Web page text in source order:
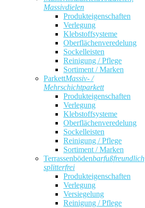
Massivdielen
Produkteigenschaften
Verlegung
Klebstoffsysteme
Oberflächenveredelung
Sockelleisten
Reinigung / Pflege
Sortiment / Marken
ParkettMassiv- /
Mehrschichtparkett
Produkteigenschaften
Verlegung
Klebstoffsysteme
Oberflächenveredelung
Sockelleisten
Reinigung / Pflege
Sortiment / Marken
Terrassenbödenbarfußfreundlich,
splitterfrei
Produkteigenschaften
Verlegung
Versiegelung
Reinigung / Pflege